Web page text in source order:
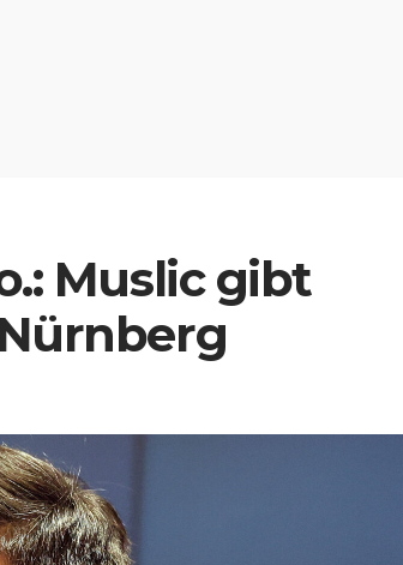
Muslic gibt